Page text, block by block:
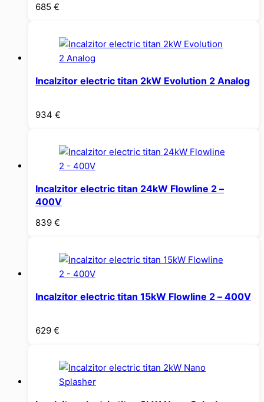
685 €
Incalzitor electric titan 2kW Evolution 2 Analog
934 €
Incalzitor electric titan 24kW Flowline 2 –
400V
839 €
Incalzitor electric titan 15kW Flowline 2 – 400V
629 €